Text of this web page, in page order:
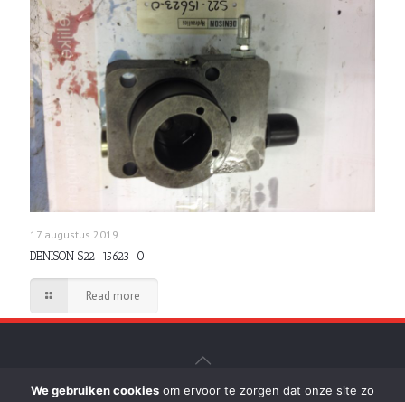
17 augustus 2019
DENISON S22-15623-0
Read more
We gebruiken cookies om ervoor te zorgen dat onze site zo